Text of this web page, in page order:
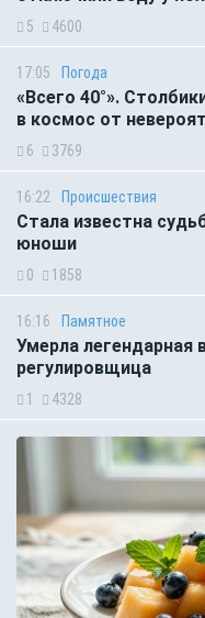
5 4600
17:05 Погода
«Всего 40°».
в космос от
6 3769
16:22 Происшествия
Стала известна
юноши
0 1858
16:16 Памятное
Умерла легендарная
регулировщица
1 4328